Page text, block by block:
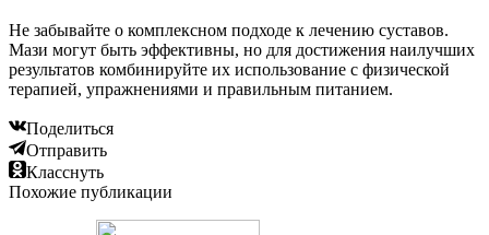
Не забывайте о комплексном подходе к лечению суставов.
Мази могут быть эффективны, но для достижения наилучших
результатов комбинируйте их использование с физической
терапией, упражнениями и правильным питанием.
Поделиться
Отправить
Класснуть
Похожие публикации